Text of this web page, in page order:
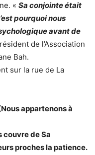
« Sa conjointe était
pourquoi nous
avant de
de l’Association
Bah.
sur la rue de La
appartenons à
couvre de Sa
proches la patience.